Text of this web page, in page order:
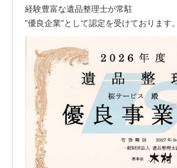
経験豊富な遺品整理士が常駐
"優良企業"として認定を受けております。